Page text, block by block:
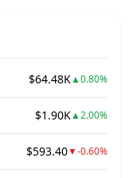
$64.48K▲0.80%
$1.90K▲2.00%
$593.40▼-0.60%